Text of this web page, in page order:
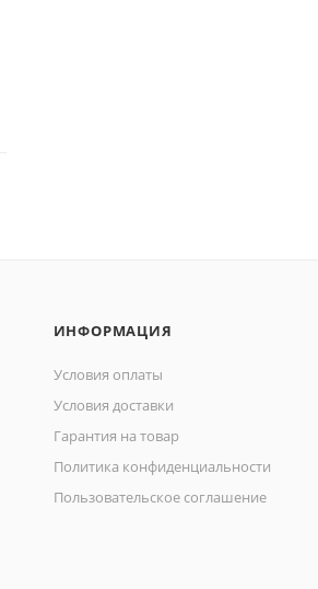
ИНФОРМАЦИЯ
Условия оплаты
Условия доставки
Гарантия на товар
Политика конфиденциальности
Пользовательское соглашение